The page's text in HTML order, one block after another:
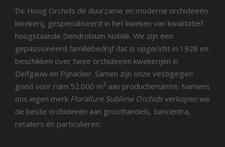
De Hoog Orchids dé duurzame en moderne orchideeën
kwekerij, gespecialiseerd in het kweken van kwalitatief
hoogstaande Dendrobium Nobilé. We zijn een
gepassioneerd familiebedrijf dat is opgericht in 1928 en
beschikken over twee orchideeën kwekerijen in
Delfgauw en Pijnacker. Samen zijn onze vestigingen
goed voor ruim 52.000 m2 aan productieruimte. Namens
ons eigen merk Florallure Sublime Orchidsverkopen we
de beste orchideeën aan groothandels, tuincentra,
retailers én particulieren.